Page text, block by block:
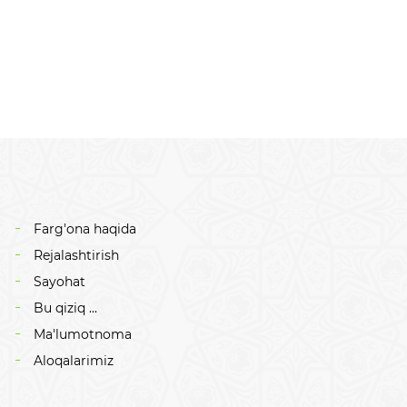
Farg'ona haqida
Rejalashtirish
Sayohat
Bu qiziq ...
Ma'lumotnoma
Aloqalarimiz